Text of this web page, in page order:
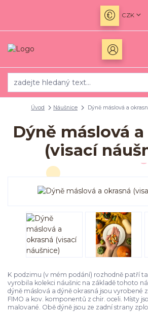
CZK
Úvod Náušnice Dýně máslová a
Dýně máslová
(visací
K podzimu (v mém podání) rozhodně patří
vyrobila kolekci náušnic na základě tohoto
dýně máslová a dýně okrasná jsou vyrobené
FIMO a kov. komponentů z chir. oceli. Místy
malované. Obě dýně jsou ze zadní strany